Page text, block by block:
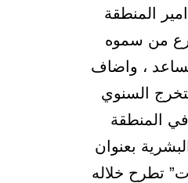
المنطقة
من سموه
، واضاف
السنوي
عاملة في المنطقة
بعنوان
تطرح خلاله